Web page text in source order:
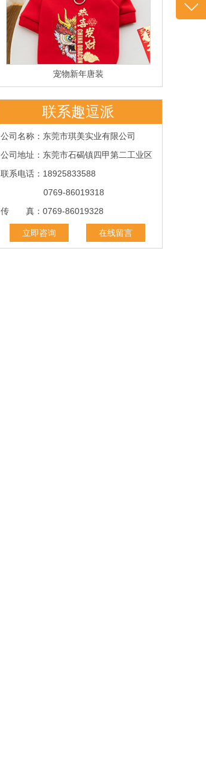
宠物新年唐装
联系趣逗派
公司名称：东莞市琪美实业有限公司
公司地址：东莞市石碣镇四甲第二工业区
联系电话：18925833588
0769-86019318
传 真 ： 0769-86019328
立即咨询 在线留言
咨